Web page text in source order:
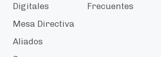
Digitales
Mesa Directiva
Aliados
Frecuentes